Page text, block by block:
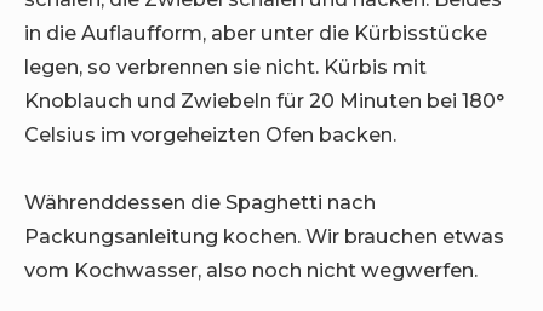
in die Auflaufform, aber unter die Kürbisstücke
legen, so verbrennen sie nicht. Kürbis mit
Knoblauch und Zwiebeln für 20 Minuten bei 180°
Celsius im vorgeheizten Ofen backen.
Währenddessen die Spaghetti nach
Packungsanleitung kochen. Wir brauchen etwas
vom Kochwasser, also noch nicht wegwerfen.